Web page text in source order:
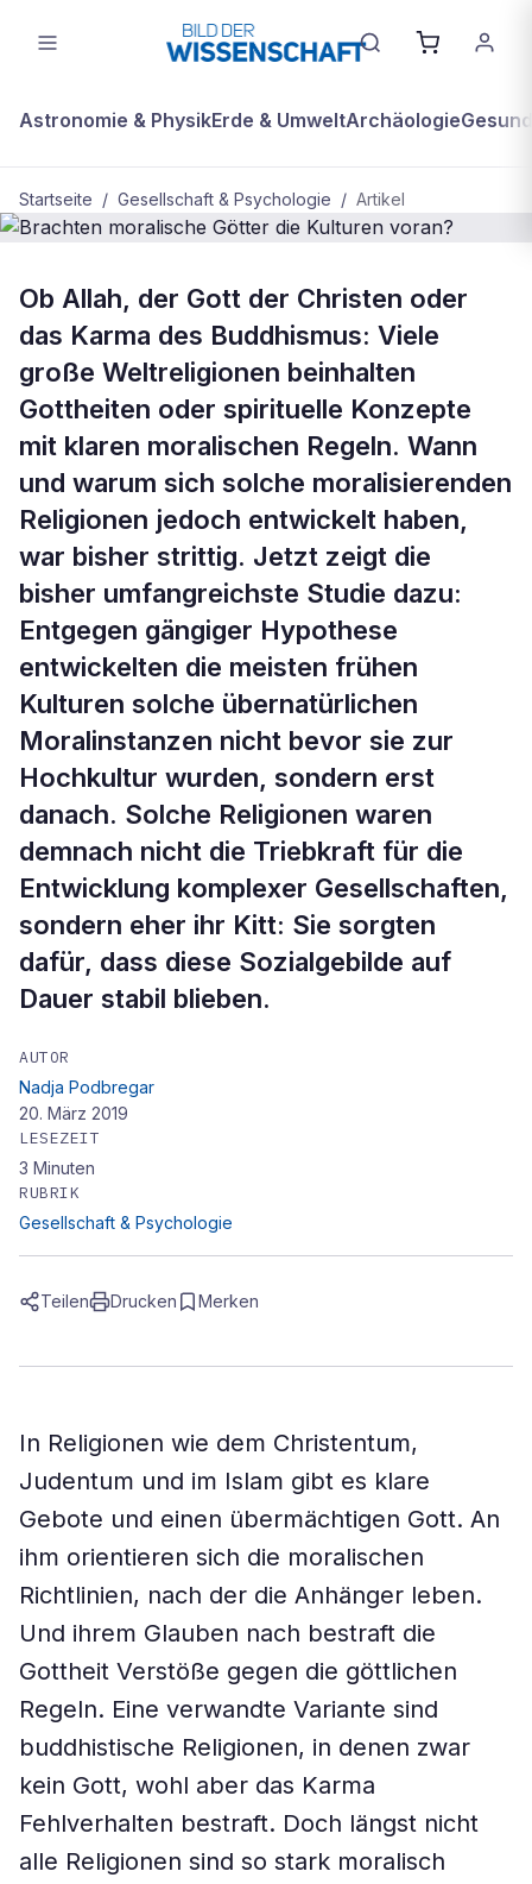
Astronomie & PhysikErde & UmweltArchäologie
Startseite / Gesellschaft & Psychologie / Artikel
Brachten moralische Götter die
Kulturen voran?
Ob Allah, der Gott der Christen oder
das Karma des Buddhismus: Viele
große Weltreligionen beinhalten
Gottheiten oder spirituelle Konzepte
mit klaren moralischen Regeln. Wann
und warum sich solche moralisierenden
Religionen jedoch entwickelt haben,
war bisher strittig. Jetzt zeigt die
bisher umfangreichste Studie dazu:
Entgegen gängiger Hypothese
entwickelten die meisten frühen
Kulturen solche übernatürlichen
Moralinstanzen nicht bevor sie zur
Hochkultur wurden, sondern erst
danach. Solche Religionen waren
demnach nicht die Triebkraft für die
Entwicklung komplexer Gesellschaften,
sondern eher ihr Kitt: Sie sorgten
dafür, dass diese Sozialgebilde auf
Dauer stabil blieben.
AUTOR
Nadja Podbregar
20. März 2019
LESEZEIT
3 Minuten
RUBRIK
Gesellschaft & Psychologie
Teilen Drucken Merken
In Religionen wie dem Christentum,
Judentum und im Islam gibt es klare
Gebote und einen übermächtigen Gott. An
ihm orientieren sich die moralischen
Richtlinien, nach der die Anhänger leben.
Und ihrem Glauben nach bestraft die
Gottheit Verstöße gegen die göttlichen
Regeln. Eine verwandte Variante sind
buddhistische Religionen, in denen zwar
kein Gott, wohl aber das Karma
Fehlverhalten bestraft. Doch längst nicht
alle Religionen sind so stark moralisch